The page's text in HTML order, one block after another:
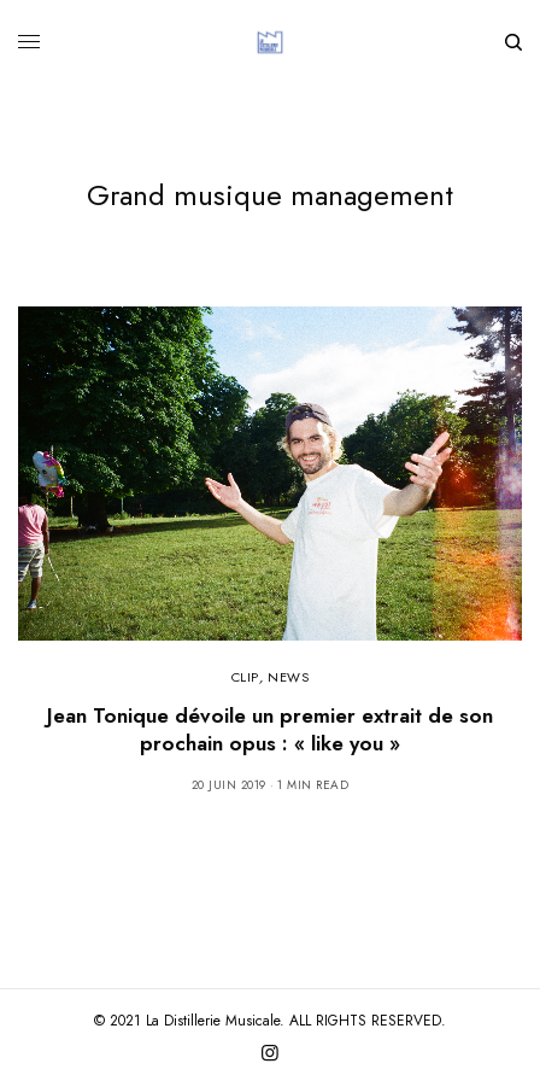
Grand musique management
CLIP, NEWS
Jean Tonique dévoile un premier extrait de son
prochain opus : « like you »
20 JUIN 2019 1 MIN READ
© 2021 La Distillerie Musicale. ALL RIGHTS RESERVED.